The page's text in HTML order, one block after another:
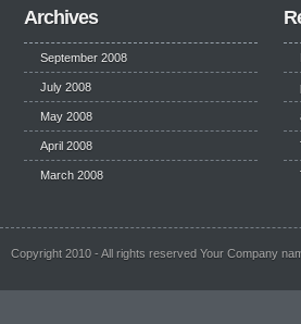
Archives
September 2008
July 2008
May 2008
April 2008
March 2008
Copyright 2010 - All rights reserved Your Company